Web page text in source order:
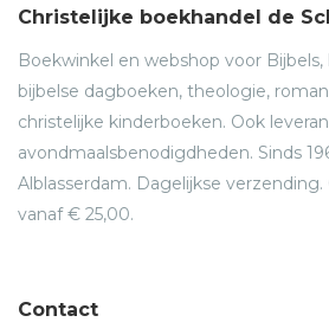
Christelijke boekhandel de
Boekwinkel en webshop voor Bijbels,
bijbelse dagboeken, theologie,
christelijke kinderboeken. Ook
avondmaalsbenodigdheden. Sinds
Alblasserdam. Dagelijkse verzending.
vanaf € 25,00.
Contact